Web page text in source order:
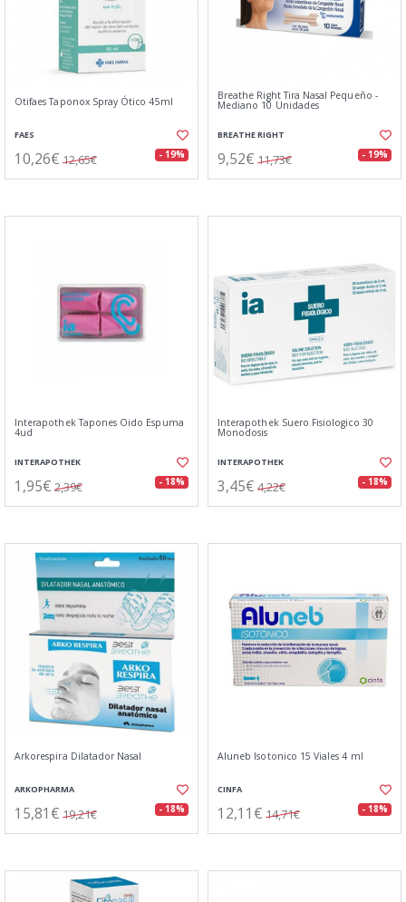
Otifaes Taponox Spray Ótico 45ml
FAES
10,26€ 12,65€ - 19%
Breathe Right Tira Nasal Pequeño -
Mediano 10 Unidades
BREATHE RIGHT
9,52€ 11,73€ - 19%
Interapothek Tapones Oido Espuma
4ud
INTERAPOTHEK
1,95€ 2,39€ - 18%
Interapothek Suero Fisiologico 30
Monodosis
INTERAPOTHEK
3,45€ 4,22€ - 18%
Arkorespira Dilatador Nasal
ARKOPHARMA
15,81€ 19,21€ - 18%
Aluneb Isotonico 15 Viales 4 ml
CINFA
12,11€ 14,71€ - 18%